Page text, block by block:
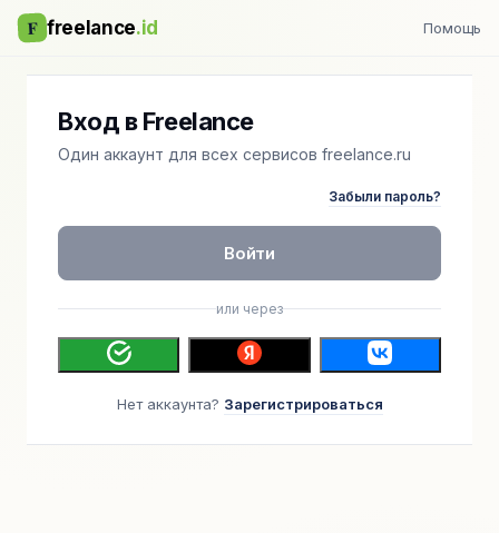
F freelance.id Помощь
Вход в Freelance
Один аккаунт для всех сервисов freelance.ru
Забыли пароль?
Войти
или через
Нет аккаунта? Зарегистрироваться